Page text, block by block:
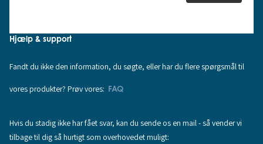
Hjælp & support
Fandt du ikke den information, du søgte, eller har du flere spørgsmål til
vores produkter? Prøv vores: FAQ
Hvis du stadig ikke har fået svar, kan du sende os en mail - så vender vi
tilbage til dig så hurtigt som overhovedet muligt: